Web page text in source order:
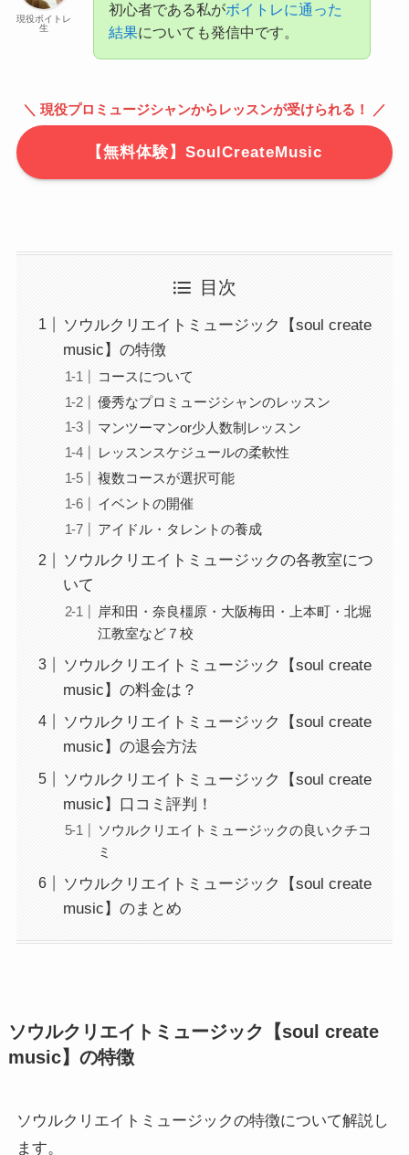
現役ボイトレ
生
初心者である私がボイトレに通った
結果についても発信中です。
＼ 現役プロミュージシャンからレッスンが受けられる！ ／
【無料体験】SoulCreateMusic
目次
ソウルクリエイトミュージック【soul create
music】の特徴
コースについて
優秀なプロミュージシャンのレッスン
マンツーマンor少人数制レッスン
レッスンスケジュールの柔軟性
複数コースが選択可能
イベントの開催
アイドル・タレントの養成
ソウルクリエイトミュージックの各教室につ
いて
岸和田・奈良橿原・大阪梅田・上本町・北堀
江教室など７校
ソウルクリエイトミュージック【soul create
music】の料金は？
ソウルクリエイトミュージック【soul create
music】の退会方法
ソウルクリエイトミュージック【soul create
music】口コミ評判！
ソウルクリエイトミュージックの良いクチコ
ミ
ソウルクリエイトミュージック【soul create
music】のまとめ
ソウルクリエイトミュージック【soul create
music】の特徴
ソウルクリエイトミュージックの特徴について解説し
ます。